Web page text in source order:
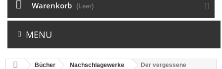
Warenkorb (Leer)
MENU
Bücher Nachschlagewerke
Der vergessene